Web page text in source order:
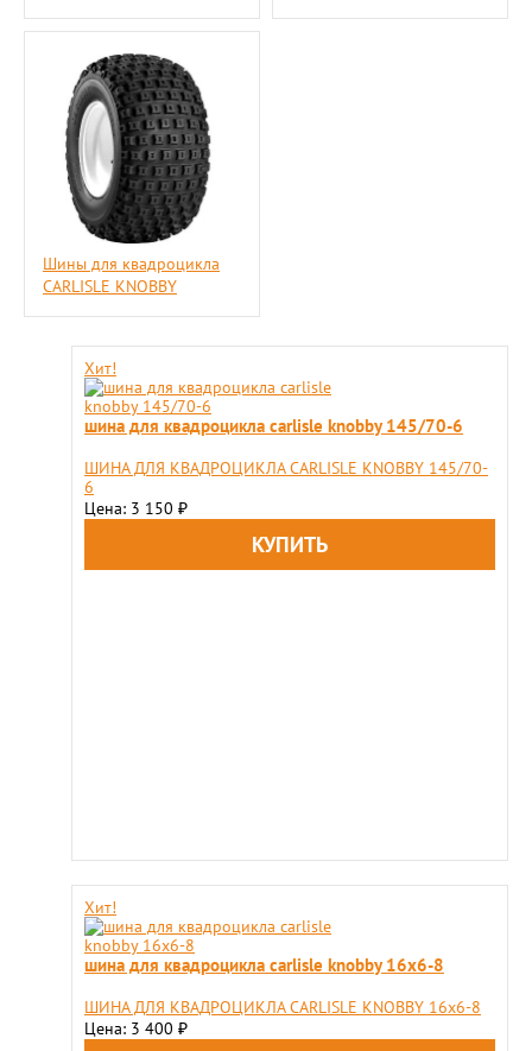
Шины для квадроцикла
CARLISLE KNOBBY
Хит!
шина для квадроцикла carlisle knobby 145/70-6
ШИНА ДЛЯ КВАДРОЦИКЛА CARLISLE KNOBBY 145/70-
6
Цена: 3 150 ₽
Хит!
шина для квадроцикла carlisle knobby 16х6-8
ШИНА ДЛЯ КВАДРОЦИКЛА CARLISLE KNOBBY 16х6-8
Цена: 3 400 ₽